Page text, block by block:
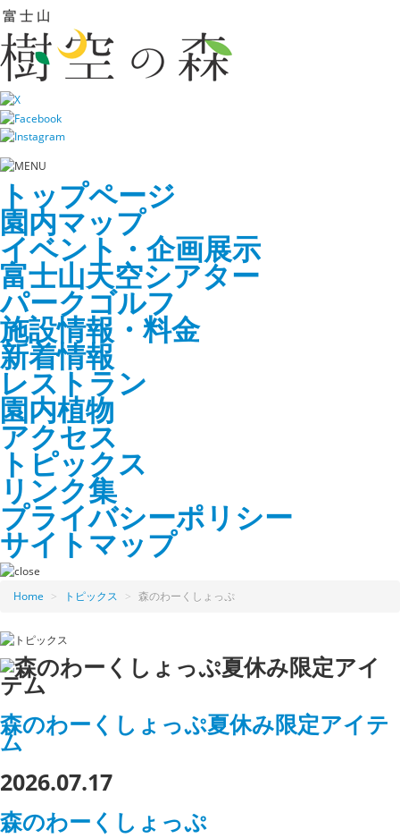
トップページ
園内マップ
イベント・企画展示
富士山天空シアター
パークゴルフ
施設情報・料金
新着情報
レストラン
園内植物
アクセス
トピックス
リンク集
プライバシーポリシー
サイトマップ
Home > トピックス > 森のわーくしょっぷ
森のわーくしょっぷ夏休み限定アイテ
ム
2026.07.17
森のわーくしょっぷ